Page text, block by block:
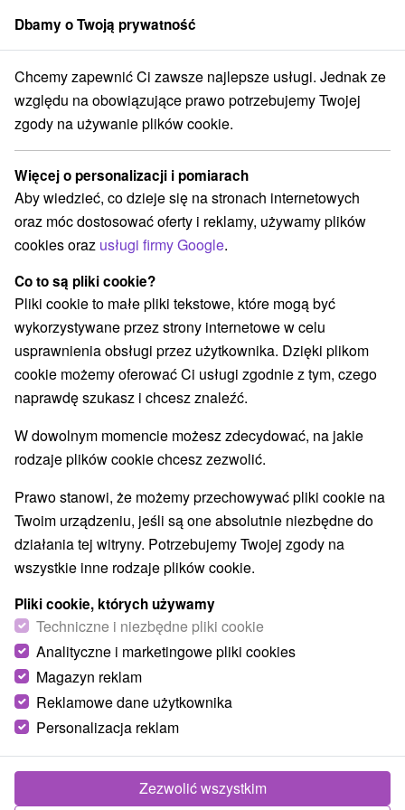
członek grupySorger
**** Vígľaš Relaks na zamku: Relaks w zamku z nutą przeszłości
Relaks na zamku: Relaks w zamku
z nutą przeszłości
Hotel The Grand Vígľaš★ ★★★Vígľaš
Wybierz datę
Przejdź do lokalizacji
9,5 doskonały·47 recenzji
Dbamy o Twoją prywatność
Chcemy zapewnić Ci zawsze najlepsze usługi. Jednak ze
względu na obowiązujące prawo potrzebujemy Twojej
zgody na używanie plików cookie.
Więcej o personalizacji i pomiarach
Aby wiedzieć, co dzieje się na stronach internetowych
oraz móc dostosować oferty i reklamy, używamy plików
cookies oraz usługi firmy Google.
Co to są pliki cookie?
Pliki cookie to małe pliki tekstowe, które mogą być
wykorzystywane przez strony internetowe w celu
usprawnienia obsługi przez użytkownika. Dzięki plikom
cookie możemy oferować Ci usługi zgodnie z tym, czego
naprawdę szukasz i chcesz znaleźć.
W dowolnym momencie możesz zdecydować, na jakie
rodzaje plików cookie chcesz zezwolić.
Prawo stanowi, że możemy przechowywać pliki cookie na
Twoim urządzeniu, jeśli są one absolutnie niezbędne do
działania tej witryny. Potrzebujemy Twojej zgody na
wszystkie inne rodzaje plików cookie.
Pliki cookie, których używamy
Techniczne i niezbędne pliki cookie
Analityczne i marketingowe pliki cookies
Magazyn reklam
Reklamowe dane użytkownika
Personalizacja reklam
Zezwolić wszystkim